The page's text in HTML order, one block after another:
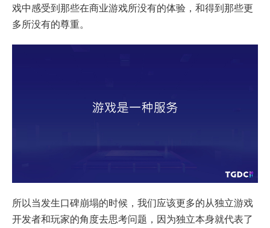
戏中感受到那些在商业游戏所没有的体验，和得到那些更
多所没有的尊重。
所以当发生口碑崩塌的时候，我们应该更多的从独立游戏
开发者和玩家的角度去思考问题，因为独立本身就代表了